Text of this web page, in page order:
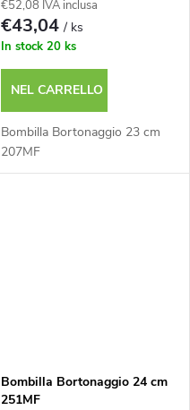
€52,08 IVA inclusa
€43,04/ ks
In stock 20 ks
NEL CARRELLO
Bombilla Bortonaggio 23 cm
207MF
Bombilla Bortonaggio 24 cm
251MF